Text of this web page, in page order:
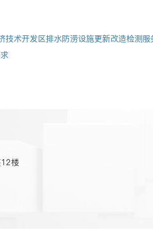
术开发区排水防涝设施更新改造检测服
楼